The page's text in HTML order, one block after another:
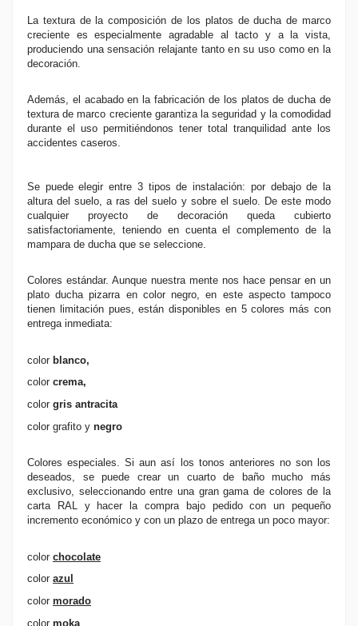
La textura de la composición de los platos de ducha de marco
creciente es especialmente agradable al tacto y a la vista,
produciendo una sensación relajante tanto en su uso como en la
decoración.
Además, el acabado en la fabricación de los platos de ducha de
textura de marco creciente garantiza la seguridad y la comodidad
durante el uso permitiéndonos tener total tranquilidad ante los
accidentes caseros.
Se puede elegir entre 3 tipos de instalación: por debajo de la
altura del suelo, a ras del suelo y sobre el suelo. De este modo
cualquier proyecto de decoración queda cubierto
satisfactoriamente, teniendo en cuenta el complemento de la
mampara de ducha que se seleccione.
Colores estándar. Aunque nuestra mente nos hace pensar en un
plato ducha pizarra en color negro, en este aspecto tampoco
tienen limitación pues, están disponibles en 5 colores más con
entrega inmediata:
color blanco,
color crema,
color gris antracita
color grafito y negro
Colores especiales. Si aun así los tonos anteriores no son los
deseados, se puede crear un cuarto de baño mucho más
exclusivo, seleccionando entre una gran gama de colores de la
carta RAL y hacer la compra bajo pedido con un pequeño
incremento económico y con un plazo de entrega un poco mayor:
color chocolate
color azul
color morado
color moka